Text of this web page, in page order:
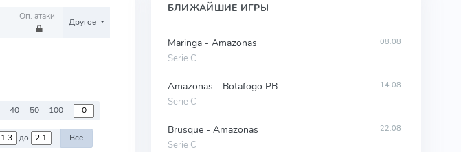
Оп. атаки
Другое
40 50 100
до Все
БЛИЖАЙШИЕ ИГРЫ
Maringa - Amazonas
Serie C
08.08
Amazonas - Botafogo PB
Serie C
14.08
Brusque - Amazonas
Serie C
22.08